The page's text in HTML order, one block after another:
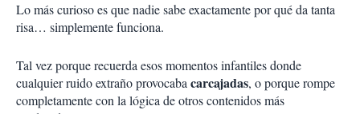
Lo más curioso es que nadie sabe exactamente por qué da tanta
risa… simplemente funciona.
Tal vez porque recuerda esos momentos infantiles donde
cualquier ruido extraño provocabacarcajadas, o porque rompe
completamente con la lógica de otros contenidos más